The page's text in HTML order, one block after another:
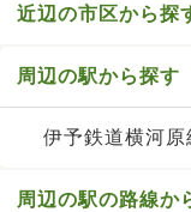
近辺の市区から探
周辺の駅から探す
伊予鉄道横河原
周辺の駅の路線か